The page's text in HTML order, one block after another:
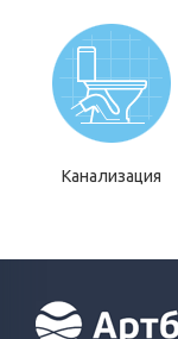
Канализация